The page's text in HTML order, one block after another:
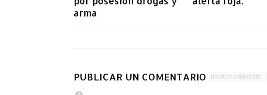
arma
PUBLICAR UN COMENTARIO DEFAULT COMMENTS